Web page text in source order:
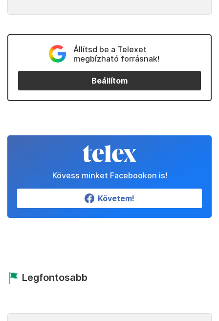
Állítsd be a Telexet
megbízható forrásnak!
Beállítom
Kövess minket Facebookon is!
Követem!
Legfontosabb